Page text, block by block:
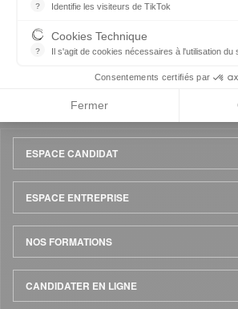
? Identifie les visiteurs de TikTok
?
Cookies Technique
Il s'agit de cookies nécessaires à l'utilisation du
Consentements certifiés par
Fermer
Menu
Pied
de
page
ESPACE CANDIDAT
ESPACE ENTREPRISE
NOS FORMATIONS
CANDIDATER EN LIGNE